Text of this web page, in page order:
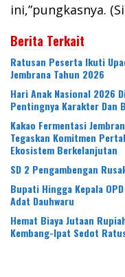
ini,”pungkasnya.
Berita Terkait
Ratusan Peserta Ikuti
Jembrana Tahun 2026
Hari Anak Nasional 2026
Pentingnya Karakter Dan
Kakao Fermentasi
Tegaskan Komitmen
Ekosistem Berkelanjutan
SD 2 Pengambengan
Bupati Hingga Kepala
Adat Dauhwaru
Hemat Biaya Jutaan
Kembang-Ipat Sedot